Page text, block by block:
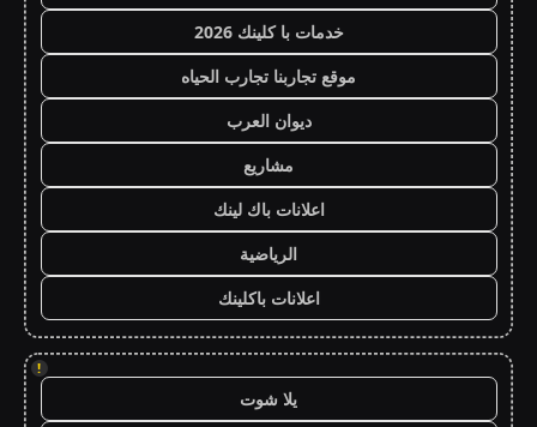
خدمات با كلينك 2026
موقع تجاربنا تجارب الحياه
ديوان العرب
مشاريع
اعلانات باك لينك
الرياضية
اعلانات باكلينك
!
يلا شوت